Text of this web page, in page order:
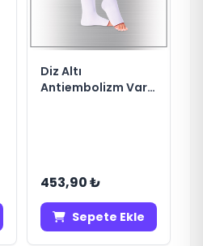
Diz Altı
Antiembolizm Varis
453,90 ₺
Sepete Ekle